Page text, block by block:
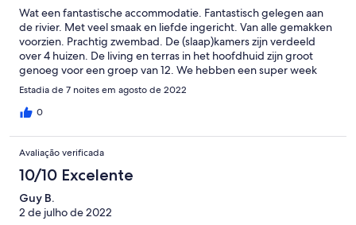
Wat een fantastische accommodatie. Fantastisch gelegen aan
de rivier. Met veel smaak en liefde ingericht. Van alle gemakken
voorzien. Prachtig zwembad. De (slaap)kamers zijn verdeeld
over 4 huizen. De living en terras in het hoofdhuid zijn groot
genoeg voor een groep van 12. We hebben een super week
gehad. Contact met host is zeer plezierig en zorgvuldig. Dank
aan Leo, Carlos en Joanna.
Estadia de 7 noites em agosto de 2022
0
Avaliação verificada
10/10 Excelente
Guy B.
2 de julho de 2022